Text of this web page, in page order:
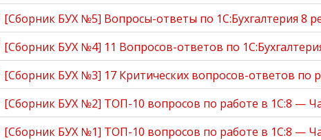
[Сборник БУХ №5] Вопросы-ответы по 1С:Бухгалтерия 8
[Сборник БУХ №4] 11 Вопросов-ответов по
[Сборник БУХ №3] 17 Критических вопросов-ответов по
[Сборник БУХ №2] ТОП-10 вопросов по работе в 1С:8 —
[Сборник БУХ №1] ТОП-10 вопросов по работе в 1С:8 —